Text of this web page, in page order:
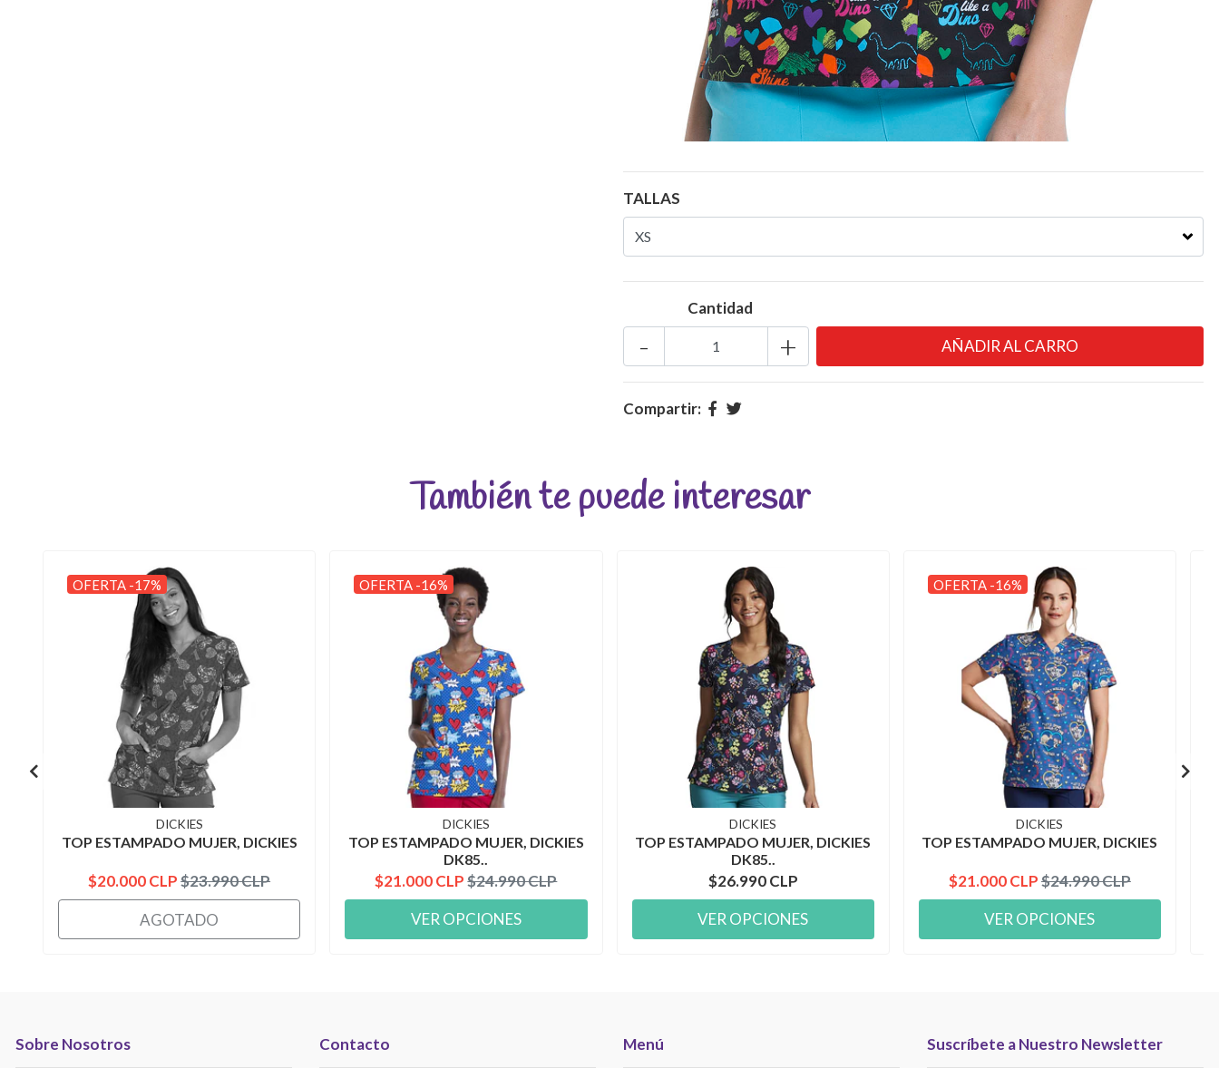
TALLAS
Cantidad
+
-
Compartir:
También te puede interesar
OFERTA -17%
DICKIES
TOP ESTAMPADO MUJER, DICKIES
$20.000 CLP$23.990 CLP
AGOTADO
OFERTA -16%
DICKIES
TOP ESTAMPADO MUJER, DICKIES
DK85..
$21.000 CLP $24.990 CLP
VER OPCIONES
DICKIES
TOP ESTAMPADO MUJER, DICKIES
DK85..
$26.990 CLP
VER OPCIONES
OFERTA -16%
DICKIES
TOP ESTAMPADO MUJER, DICKIES
$21.000 CLP$24.990 CLP
VER OPCIONES
Sobre Nosotros Contacto Menú Suscríbete a Nuestro Newsletter